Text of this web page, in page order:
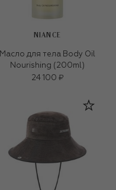
NIANCE
Масло для тела Body Oil
Nourishing (200ml)
24 100 ₽